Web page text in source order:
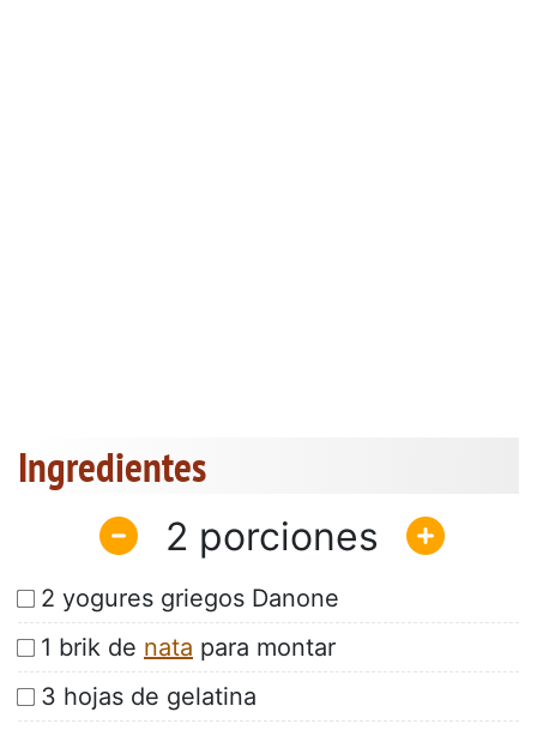
Ingredientes
2
2 yogures griegos Danone
1 brik de nata para montar
3 hojas de gelatina